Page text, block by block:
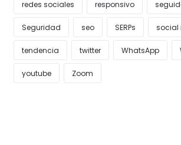
redes sociales responsivo
Seguridad seo SERPs social
tendencia twitter WhatsApp
youtube Zoom